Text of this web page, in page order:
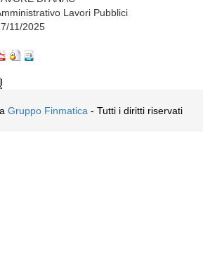
Lavori Pubblici
11/2025
Gruppo Finmatica - Tutti i diritti riservati